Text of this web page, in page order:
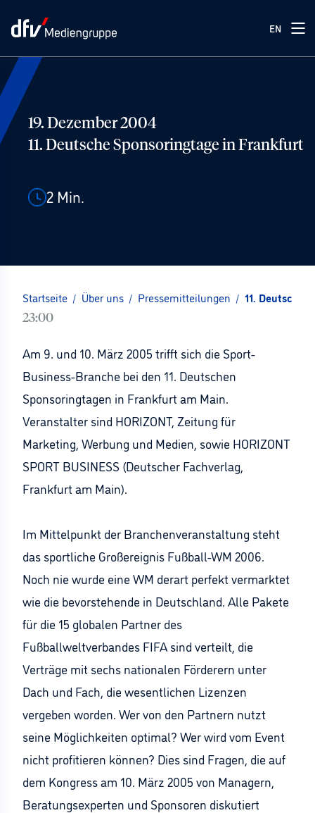
EN
19. Dezember 2004
11. Deutsche Sponsoringtage in Frankfurt
2 Min.
Startseite / Über uns / Pressemitteilungen / 11. Deutsche
23:00
Am 9. und 10. März 2005 trifft sich die Sport-
Business-Branche bei den 11. Deutschen
Sponsoringtagen in Frankfurt am Main.
Veranstalter sind HORIZONT, Zeitung für
Marketing, Werbung und Medien, sowie HORIZONT
SPORT BUSINESS (Deutscher Fachverlag,
Frankfurt am Main).
Im Mittelpunkt der Branchenveranstaltung steht
das sportliche Großereignis Fußball-WM 2006.
Noch nie wurde eine WM derart perfekt vermarktet
wie die bevorstehende in Deutschland. Alle Pakete
für die 15 globalen Partner des
Fußballweltverbandes FIFA sind verteilt, die
Verträge mit sechs nationalen Förderern unter
Dach und Fach, die wesentlichen Lizenzen
vergeben worden. Wer von den Partnern nutzt
seine Möglichkeiten optimal? Wer wird vom Event
nicht profitieren können? Dies sind Fragen, die auf
dem Kongress am 10. März 2005 von Managern,
Beratungsexperten und Sponsoren diskutiert